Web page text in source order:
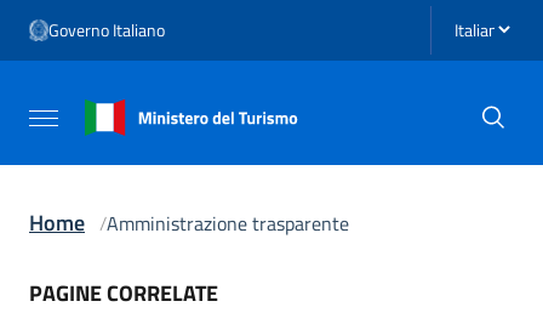
Vai al menu di navigazione
Vai al footer
Governo Italiano Seleziona
Attiva / disattiva la navigazione
Home Amministrazione trasparente
PAGINE CORRELATE